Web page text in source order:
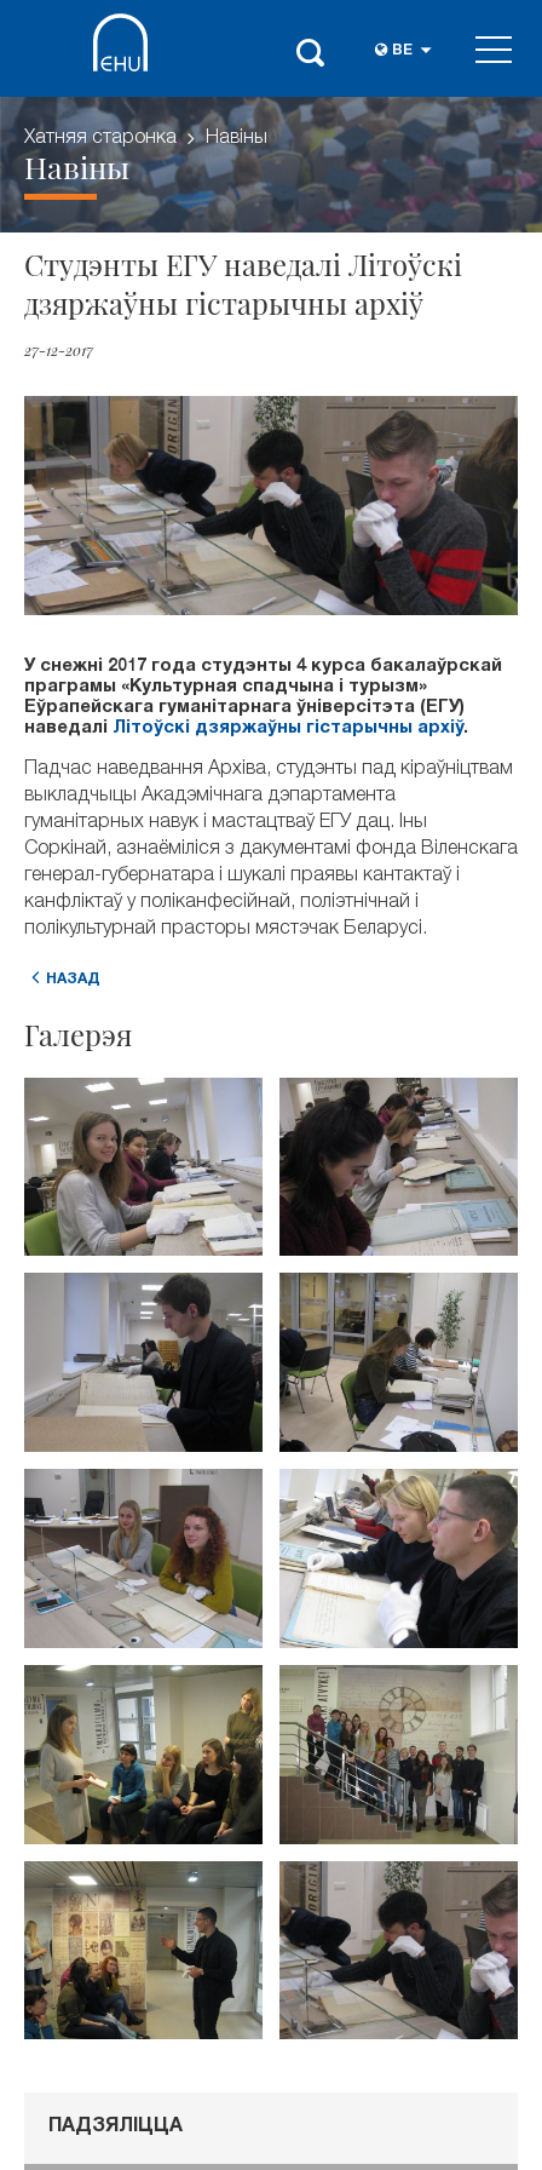
BE
Хатняя старонка Навіны
Навіны
Студэнты ЕГУ наведалі Літоўскі
дзяржаўны гістарычны архіў
27-12-2017
У снежні 2017 года студэнты 4 курса бакалаўрскай
праграмы «Культурная спадчына і турызм»
Еўрапейскага гуманітарнага ўніверсітэта (ЕГУ)
наведалі Літоўскі дзяржаўны гістарычны архіў.
Падчас наведвання Архіва, студэнты пад кіраўніцтвам
выкладчыцы Акадэмічнага дэпартамента
гуманітарных навук і мастацтваў ЕГУ дац. Іны
Соркінай, азнаёміліся з дакументамі фонда Віленскага
генерал-губернатара і шукалі праявы кантактаў і
канфліктаў у поліканфесійнай, поліэтнічнай і
полікультурнай прасторы мястэчак Беларусі.
НАЗАД
Галерэя
ПАДЗЯЛІЦЦА